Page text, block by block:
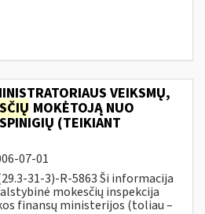
VEIKSMŲ,
MOKĖTOJĄ NUO
(TEIKIANT
07-01
31-3)-R-5863 Ši informacija
mokesčių inspekcija
finansų ministerijos (toliau –